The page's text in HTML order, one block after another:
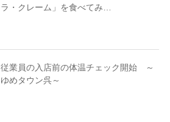
ラ・クレーム」を食べてみ…
従業員の入店前の体温チェック開始 ～
ゆめタウン呉～